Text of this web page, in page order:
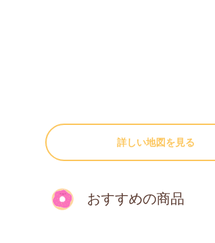
詳しい地図を見る
おすすめの商品